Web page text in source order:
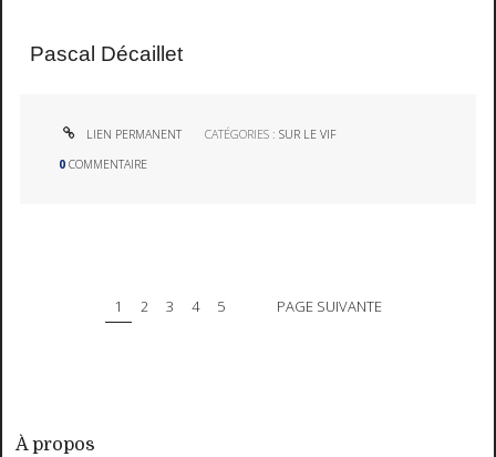
Pascal Décaillet
LIEN PERMANENT CATÉGORIES :SUR LE VIF
0 COMMENTAIRE
1 2 3 4 5 PAGE SUIVANTE
À propos